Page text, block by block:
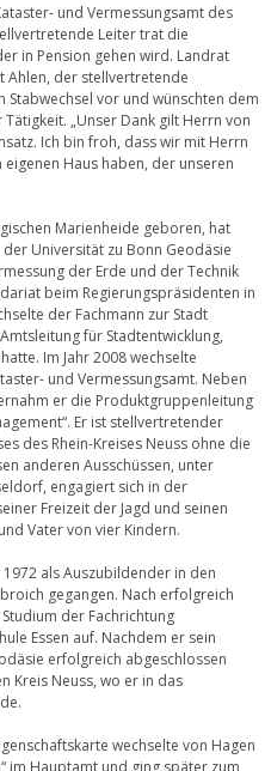
und Vermessungsamt des
Leiter trat die
in Pension gehen wird. Landrat
Ahlen, der stellvertretende
vor und wünschten dem
„Unser Dank gilt Herrn von
Ich bin froh, dass wir mit Herrn
Haus haben, der unseren
Marienheide geboren, hat
Universität zu Bonn Geodäsie
der Erde und der Technik
beim Regierungspräsidenten in
der Fachmann zur Stadt
für Stadtentwicklung,
Im Jahr 2008 wechselte
und Vermessungsamt. Neben
er die Produktgruppenleitung
Er ist stellvertretender
des Rhein-Kreises Neuss ohne die
anderen Ausschüssen, unter
engagiert sich in der
Freizeit der Jagd und seinen
Vater von vier Kindern.
als Auszubildender in den
gegangen. Nach erfolgreich
der Fachrichtung
Essen auf. Nachdem er sein
erfolgreich abgeschlossen
Kreis Neuss, wo er in das
wechselte von Hagen
im Hauptamt und ging später zum